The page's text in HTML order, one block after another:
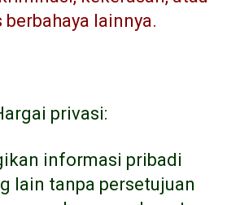
lainnya.
privasi:
informasi pribadi
lain tanpa persetujuan